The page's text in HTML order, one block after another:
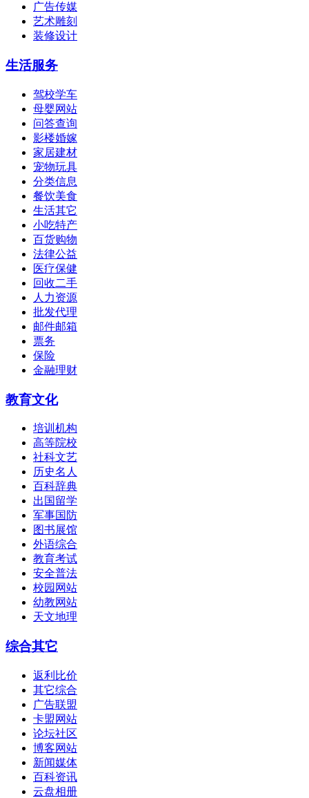
广告传媒
艺术雕刻
装修设计
生活服务
驾校学车
母婴网站
问答查询
影楼婚嫁
家居建材
宠物玩具
分类信息
餐饮美食
生活其它
小吃特产
百货购物
法律公益
医疗保健
回收二手
人力资源
批发代理
邮件邮箱
票务
保险
金融理财
教育文化
培训机构
高等院校
社科文艺
历史名人
百科辞典
出国留学
军事国防
图书展馆
外语综合
教育考试
安全普法
校园网站
幼教网站
天文地理
综合其它
返利比价
其它综合
广告联盟
卡盟网站
论坛社区
博客网站
新闻媒体
百科资讯
云盘相册